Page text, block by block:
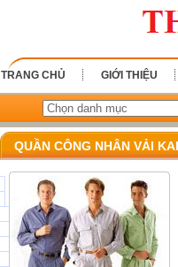
TRANG CHỦ GIỚI THIỆU
QUẦN CÔNG NHÂN VẢI